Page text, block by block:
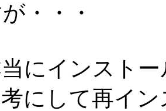
・・・
にインスト
にして再イ